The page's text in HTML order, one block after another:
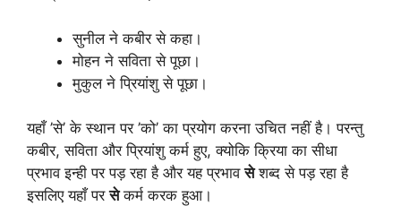
सुनील ने कबीर से कहा।
मोहन ने सविता से पूछा।
मुकुल ने प्रियांशु से पूछा।
यहाँ ’से’ के स्थान पर ’को’ का प्रयोग करना उचित नहीं है। परन्तु
कबीर, सविता और प्रियांशु कर्म हुए, क्योकि क्रिया का सीधा
प्रभाव इन्ही पर पड़ रहा है और यह प्रभावसेशब्द से पड़ रहा है
इसलिए यहाँ परसेकर्म करक हुआ।